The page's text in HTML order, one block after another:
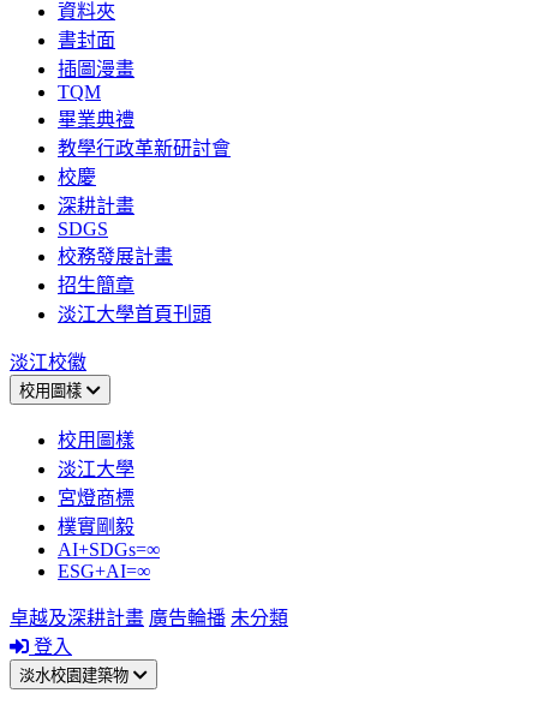
資料夾
書封面
插圖漫畫
TQM
畢業典禮
教學行政革新研討會
校慶
深耕計畫
SDGS
校務發展計畫
招生簡章
淡江大學首頁刊頭
淡江校徽
校用圖樣
校用圖樣
淡江大學
宮燈商標
樸實剛毅
AI+SDGs=∞
ESG+AI=∞
卓越及深耕計畫 廣告輪播 未分類
登入
淡水校園建築物